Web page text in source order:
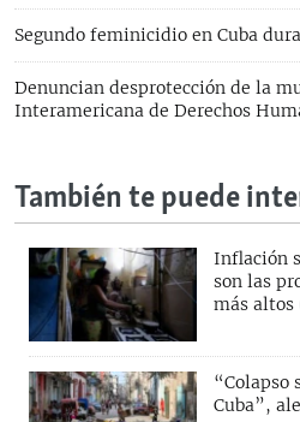
Segundo feminicidio en Cuba
Denuncian desprotección de la
Interamericana de Derechos
También te puede
Inflación
son las
más altos
“Colapso
Cuba”,